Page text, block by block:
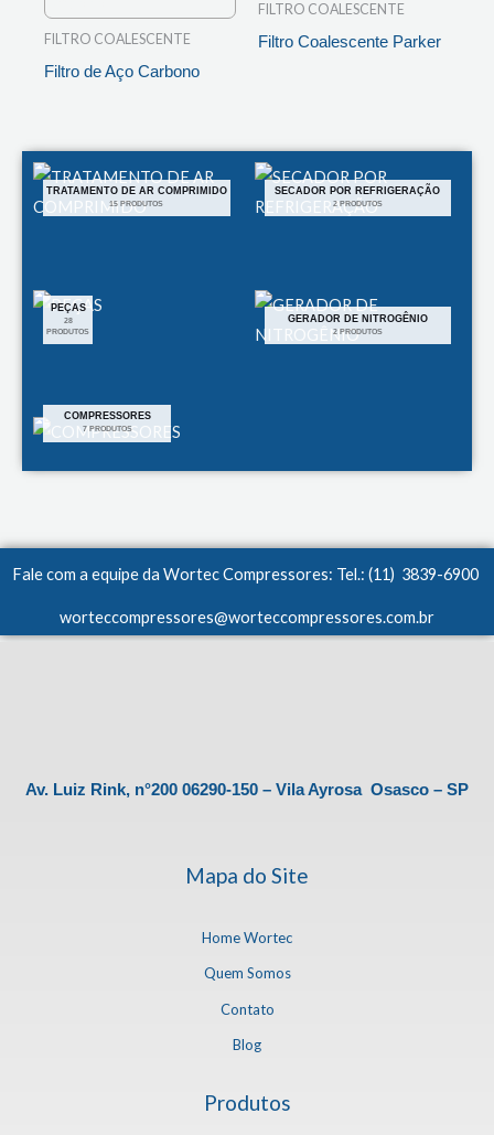
FILTRO COALESCENTE
Filtro de Aço Carbono
FILTRO COALESCENTE
Filtro Coalescente Parker
TRATAMENTO DE AR COMPRIMIDO
15 PRODUTOS
SECADOR POR REFRIGERAÇÃO
2 PRODUTOS
PEÇAS
28
PRODUTOS
GERADOR DE NITROGÊNIO
2 PRODUTOS
COMPRESSORES
7 PRODUTOS
Fale com a equipe da Wortec Compressores: Tel.: (11) 3839-6900
worteccompressores@worteccompressores.com.br
Av. Luiz Rink, n°200 06290-150 – Vila Ayrosa Osasco – SP
Mapa do Site
Home Wortec
Quem Somos
Contato
Blog
Produtos